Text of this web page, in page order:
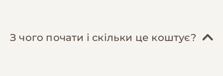
навчання базовим командам з раннього віку,
кількість білків, жирів та вуглеводів у
правильному співвідношенні. Дорослих
З чого почати і скільки це коштує?